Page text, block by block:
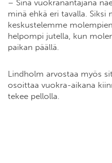
– Sinä vuokranantajana
minä ehkä eri tavalla. Siksi
keskustelemme
helpompi jutella, kun
paikan päällä.
Lindholm arvostaa myös
osoittaa vuokra-aikana
tekee pellolla.